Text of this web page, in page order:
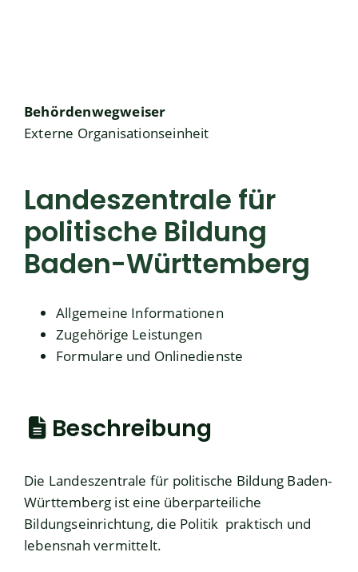
Behördenwegweiser
Externe Organisationseinheit
Landeszentrale für
politische Bildung
Baden-Württemberg
Allgemeine Informationen
Zugehörige Leistungen
Formulare und Onlinedienste
Beschreibung
Die Landeszentrale für politische Bildung Baden-
Württemberg ist eine überparteiliche
Bildungseinrichtung, die Politik praktisch und
lebensnah vermittelt.